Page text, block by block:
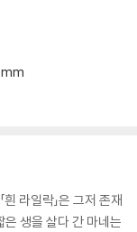
라일락」은 그저 존재
생을 살다 간 마네는